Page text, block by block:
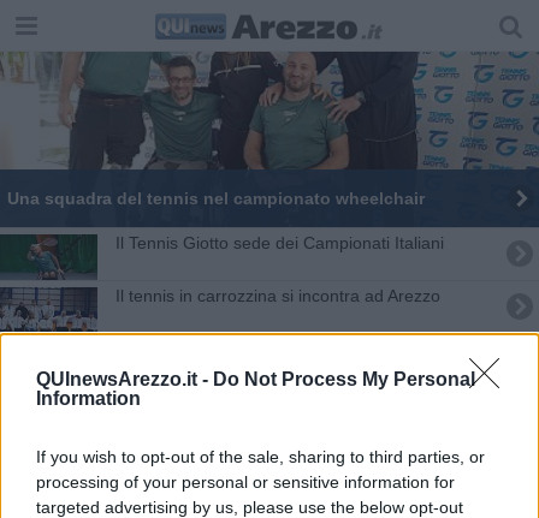
QUInewsArezzo.it - Do Not Process My Personal
Information
If you wish to opt-out of the sale, sharing to third parties, or
processing of your personal or sensitive information for
targeted advertising by us, please use the below opt-out
​Una squadra del tennis nel campionato wheelchair
​Il Tennis Giotto sede dei Campionati Italiani
Il tennis in carrozzina si incontra ad Arezzo
​Il Tennis Giotto ospita i Campionati Italiani
Arezzo conquista il titolo toscano di wheelchair
Parte da Arezzo Junior Next Gen 2024